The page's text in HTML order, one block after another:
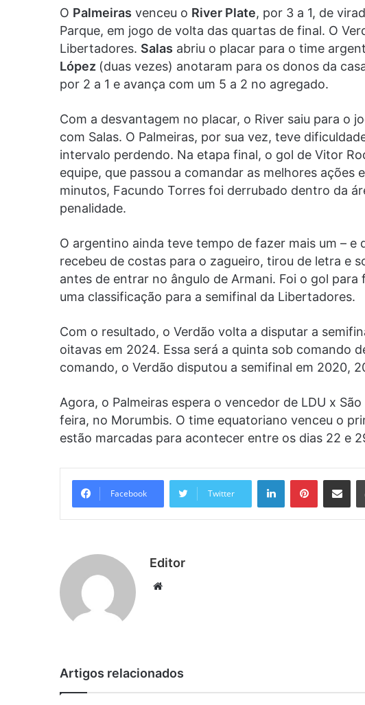
O Palmeiras venceu o River Plate, por 3 a 1, de
Parque, em jogo de volta das quartas de final. O
Libertadores. Salas abriu o placar para o time
López (duas vezes) anotaram para os donos da
por 2 a 1 e avança com um 5 a 2 no agregado.
Com a desvantagem no placar, o River saiu para o
com Salas. O Palmeiras, por sua vez, teve
intervalo perdendo. Na etapa final, o gol de Vitor
equipe, que passou a comandar as melhores ações
minutos, Facundo Torres foi derrubado dentro da
penalidade.
O argentino ainda teve tempo de fazer mais um – e
recebeu de costas para o zagueiro, tirou de letra e
antes de entrar no ângulo de Armani. Foi o gol
uma classificação para a semifinal da Libertadores.
Com o resultado, o Verdão volta a disputar a
oitavas em 2024. Essa será a quinta sob comando
comando, o Verdão disputou a semifinal em 2020,
Agora, o Palmeiras espera o vencedor de LDU x
feira, no Morumbis. O time equatoriano venceu o
estão marcadas para acontecer entre os dias 22 e
Facebook Twitter
LinkedinPinterestCompartilhar via
Editor
Website
Artigos relacionados